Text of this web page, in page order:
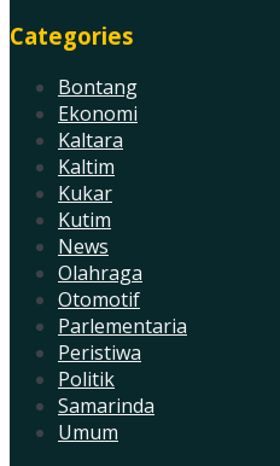
Categories
Bontang
Ekonomi
Kaltara
Kaltim
Kukar
Kutim
News
Olahraga
Otomotif
Parlementaria
Peristiwa
Politik
Samarinda
Umum